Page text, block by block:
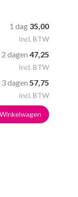
1 dag 35,00
Incl. BTW
2 dagen 47,25
Incl. BTW
3 dagen 57,75
Incl. BTW